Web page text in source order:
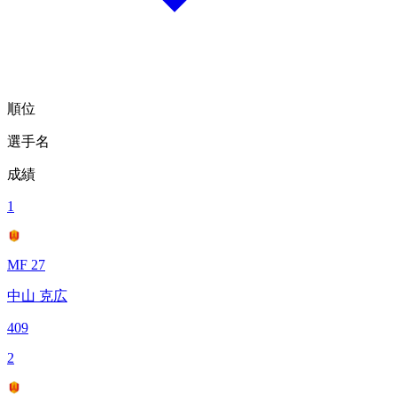
順位
選手名
成績
1
MF 27
中山 克広
409
2